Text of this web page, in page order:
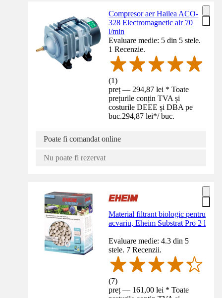
Compresor aer Hailea ACO-
328 Electromagnetic air 70
l/min
Evaluare medie: 5 din 5 stele.
1 Recenzie.
(1)
preț — 294,87 lei * Toate
prețurile conțin TVA și
costurile DEEE și DBA pe
buc.294,87 lei*/ buc.
Poate fi comandat online
Nu poate fi rezervat
Material filtrant biologic pentru
acvariu, Eheim Substrat Pro 2 l
Evaluare medie: 4.3 din 5
stele. 7 Recenzii.
(7)
preț — 161,00 lei * Toate